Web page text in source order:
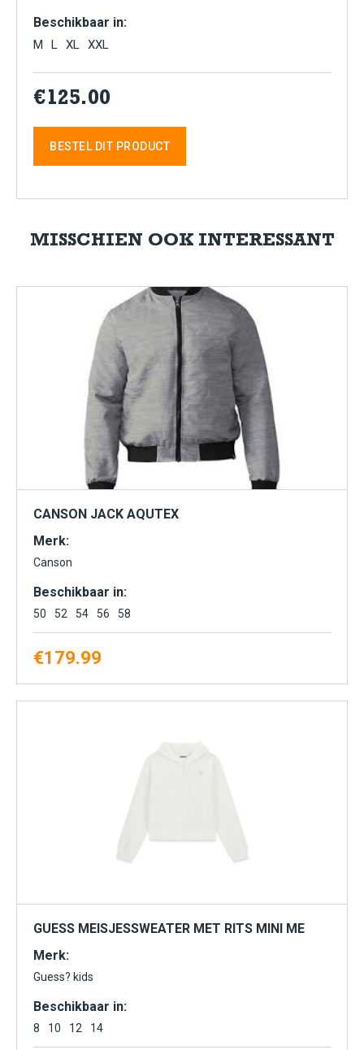
Beschikbaar in:
M L XL XXL
€125.00
BESTEL DIT PRODUCT
MISSCHIEN OOK INTERESSANT
CANSON JACK AQUTEX
Merk:
Canson
Beschikbaar in:
50 52 54 56 58
€179.99
GUESS MEISJESSWEATER MET RITS MINI ME
Merk:
Guess? kids
Beschikbaar in:
8 10 12 14